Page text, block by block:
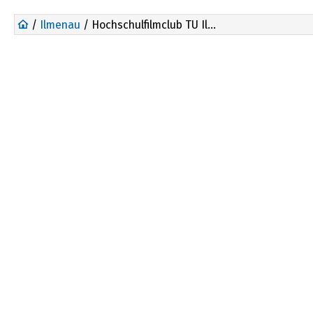
/ Ilmenau / Hochschulfilmclub TU Ilmenau